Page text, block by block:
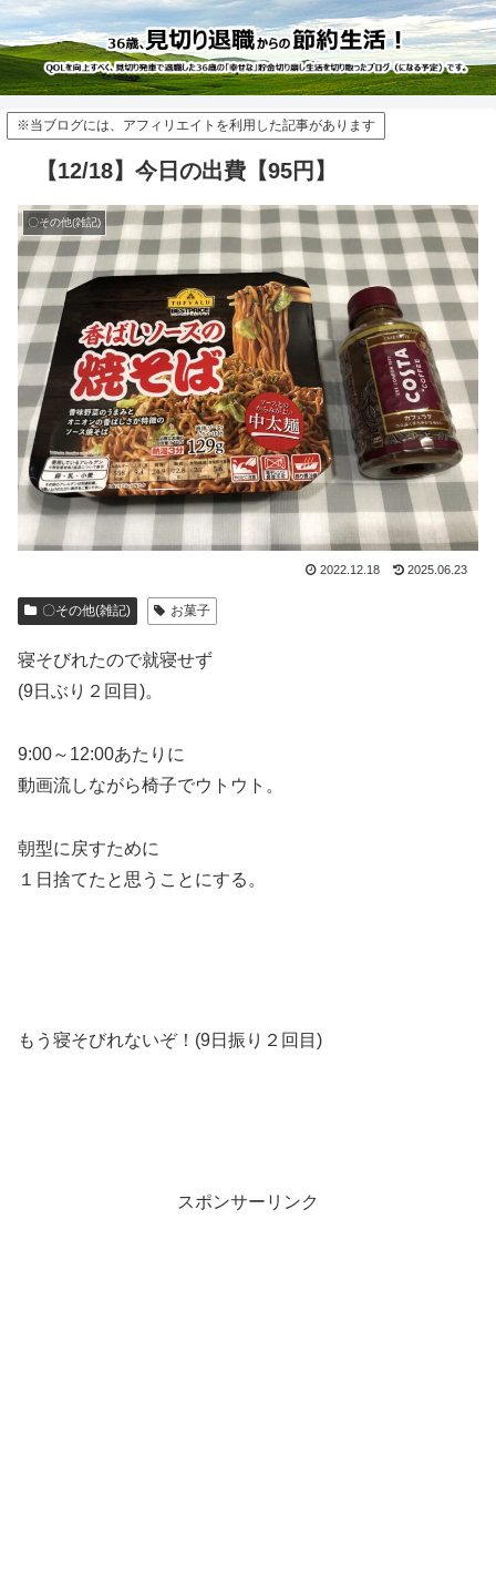
※当ブログには、アフィリエイトを利用した記事があります
【12/18】今日の出費【95円】
〇その他(雑記)
2022.12.18 2025.06.23
〇その他(雑記) お菓子
寝そびれたので就寝せず
(9日ぶり２回目)。
9:00～12:00あたりに
動画流しながら椅子でウトウト。
朝型に戻すために
１日捨てたと思うことにする。
もう寝そびれないぞ！(9日振り２回目)
スポンサーリンク